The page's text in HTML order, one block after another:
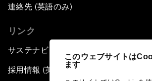
このウェブサイトは
ます
連絡先 (英語のみ)
リンク
サステナビリティへの取り組み
採用情報 (英語のみ)